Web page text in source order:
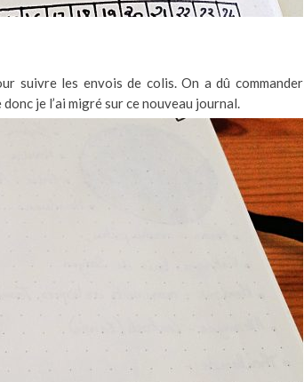
suivre les envois de colis. On a dû commander
je l’ai migré sur ce nouveau journal.